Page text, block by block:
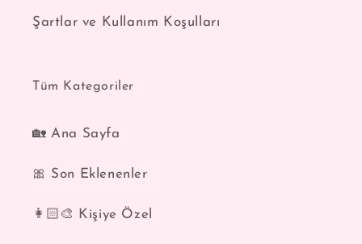
Şartlar ve Kullanım Koşulları
Tüm Kategoriler
🏡 Ana Sayfa
🎀 Son Eklenenler
👩🏻‍🎨 Kişiye Özel